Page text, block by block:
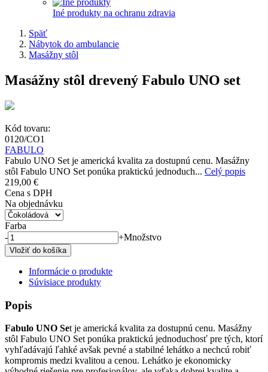
Iné produkty na ochranu zdravia
Späť
Nábytok do ambulancie
Masážny stôl
Masážny stôl drevený Fabulo UNO set
Kód tovaru:
0120/CO1
FABULO
Fabulo UNO Set je americká kvalita za dostupnú cenu. Masážny
stôl Fabulo UNO Set ponúka praktickú jednoduch... Celý popis
219,00 €
Cena s DPH
Na objednávku
Farba
-
+Množstvo
Informácie o produkte
Súvisiace produkty
Popis
Fabulo UNO Set je americká kvalita za dostupnú cenu. Masážny
stôl Fabulo UNO Set ponúka praktickú jednoduchosť pre tých, ktorí
vyhľadávajú ľahké avšak pevné a stabilné lehátko a nechcú robiť
kompromis medzi kvalitou a cenou. Lehátko je ekonomicky